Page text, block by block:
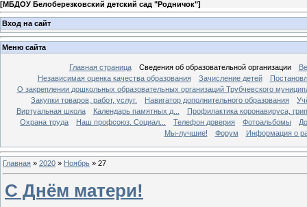
[МБДОУ Белоберезковский детский сад "Родничок"]
Вход на сайт
Меню сайта
Главная страница Сведения об образовательной организации
Независимая оценка качества образования
Зачисление детей
О закреплении дошкольных образовательных организаций Трубчевского
Закупки товаров, работ, услуг.
Навигатор дополнительного образования
Виртуальная школа
Календарь памятных д...
Профилактика коронавируса,
Охрана труда
Наш профсоюз. Социал... Телефон доверия Фотоальбомы
Мы-лучшие!
Форум Информация о
Главная » 2020 » Ноябрь » 27
С Днём матери!